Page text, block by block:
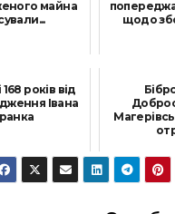
майна
щодо
років від
Івана
2024
9